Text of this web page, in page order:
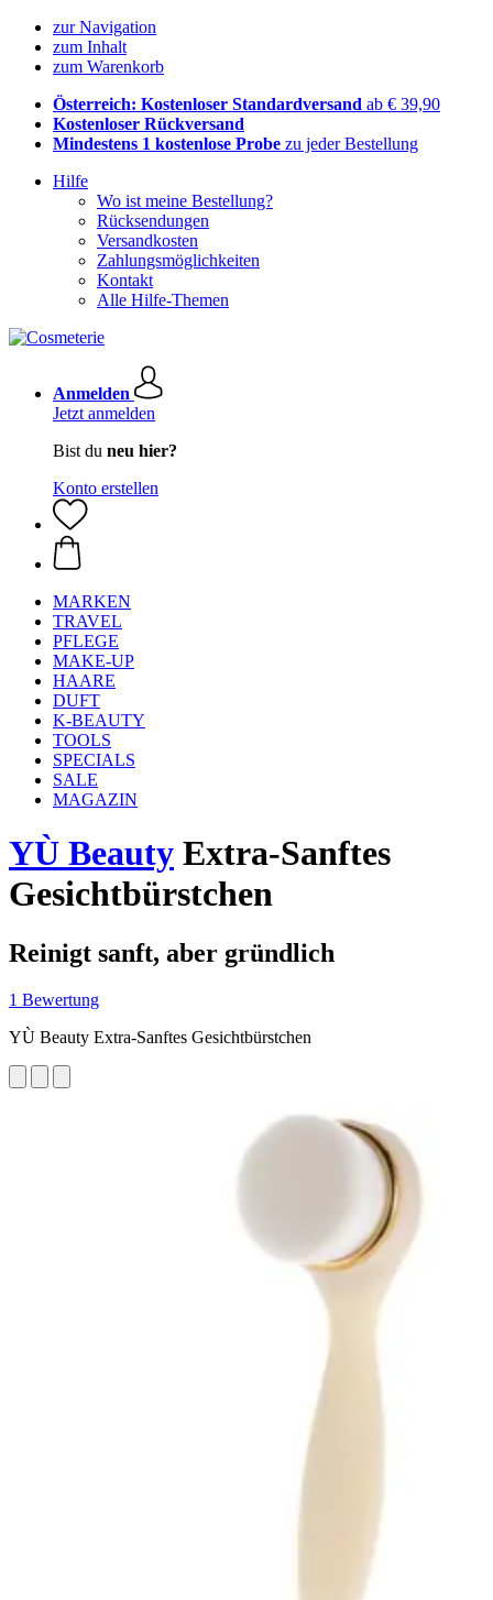
zur Navigation
zum Inhalt
zum Warenkorb
Österreich: Kostenloser Standardversand ab € 39,90
Kostenloser Rückversand
Mindestens 1 kostenlose Probe zu jeder Bestellung
Hilfe
Wo ist meine Bestellung?
Rücksendungen
Versandkosten
Zahlungsmöglichkeiten
Kontakt
Alle Hilfe-Themen
Anmelden
Jetzt anmelden
Bist du neu hier?
Konto erstellen
MARKEN
TRAVEL
PFLEGE
MAKE-UP
HAARE
DUFT
K-BEAUTY
TOOLS
SPECIALS
SALE
MAGAZIN
YÙ Beauty Extra-Sanftes
Gesichtbürstchen
Reinigt sanft, aber gründlich
1 Bewertung
YÙ Beauty Extra-Sanftes Gesichtbürstchen